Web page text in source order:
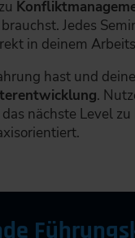
Jedes
in deinem
hast und
.
nächste Level